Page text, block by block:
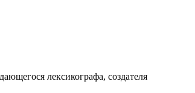
лексикографа, создателя